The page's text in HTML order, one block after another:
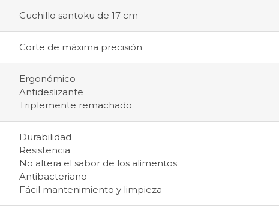
Cuchillo santoku de 17 cm
Corte de máxima precisión
Ergonómico
Antideslizante
Triplemente remachado
Durabilidad
Resistencia
No altera el sabor de los alimentos
Antibacteriano
Fácil mantenimiento y limpieza